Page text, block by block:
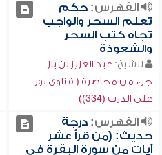
الفهرس:حكم
تعلم السحر والواجب
تجاه كتب السحر
والشعوذة
للشيخ: عبد العزيز بن باز
جزء من محاضرة ( فتاوى نور
على الدرب (334))
الفهرس:درجة
حديث: (من قرأ عشر
آيات من سورة البقرة في